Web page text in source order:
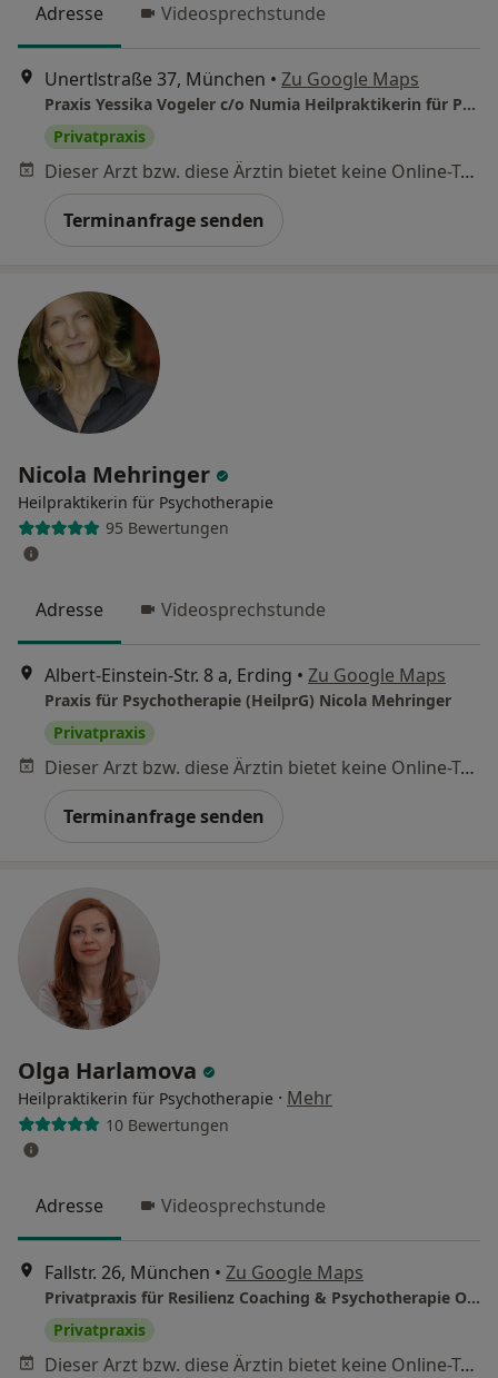
Adresse Videosprechstunde
Unertlstraße 37, München • Zu Google Maps
Praxis Yessika Vogeler c/o Numia Heilpraktikerin für Psychotherapie
Privatpraxis
Dieser Arzt bzw. diese Ärztin bietet keine Online-Terminbuchung an diesem Standort an.
Terminanfrage senden
Nicola Mehringer
Heilpraktikerin für Psychotherapie
95 Bewertungen
Adresse Videosprechstunde
Albert-Einstein-Str. 8 a, Erding • Zu Google Maps
Praxis für Psychotherapie (HeilprG) Nicola Mehringer
Privatpraxis
Dieser Arzt bzw. diese Ärztin bietet keine Online-Terminbuchung an diesem Standort an.
Terminanfrage senden
Olga Harlamova
Heilpraktikerin für Psychotherapie · Mehr
10 Bewertungen
Adresse Videosprechstunde
Fallstr. 26, München • Zu Google Maps
Privatpraxis für Resilienz Coaching & Psychotherapie Olga Harlamova
Privatpraxis
Dieser Arzt bzw. diese Ärztin bietet keine Online-Terminbuchung an diesem Standort an.